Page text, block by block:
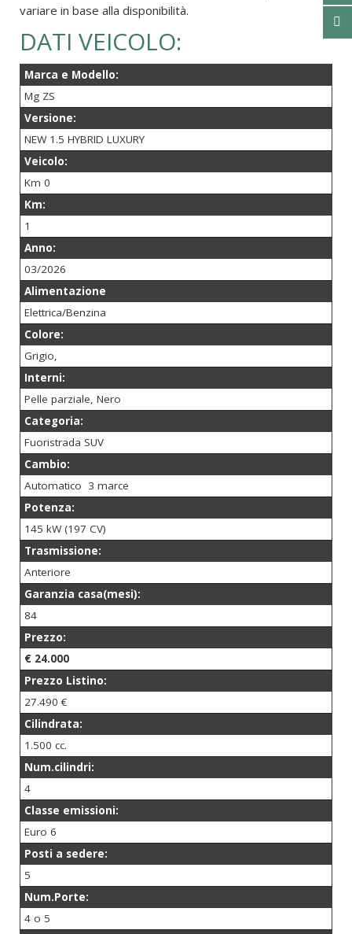
variare in base alla disponibilità.
DATI VEICOLO:
Marca e Modello:
Mg ZS
Versione:
NEW 1.5 HYBRID LUXURY
Veicolo:
Km 0
Km:
1
Anno:
03/2026
Alimentazione
Elettrica/Benzina
Colore:
Grigio,
Interni:
Pelle parziale, Nero
Categoria:
Fuoristrada SUV
Cambio:
Automatico 3 marce
Potenza:
145 kW (197 CV)
Trasmissione:
Anteriore
Garanzia casa(mesi):
84
Prezzo:
€ 24.000
Prezzo Listino:
27.490 €
Cilindrata:
1.500 cc.
Num.cilindri:
4
Classe emissioni:
Euro 6
Posti a sedere:
5
Num.Porte:
4 o 5